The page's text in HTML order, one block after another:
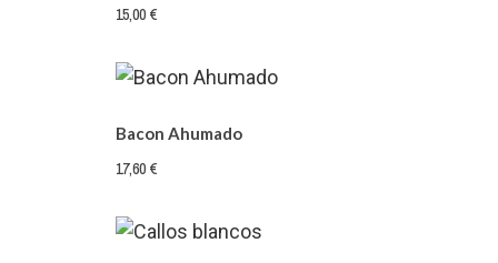
15,00 €
Bacon Ahumado
17,60 €